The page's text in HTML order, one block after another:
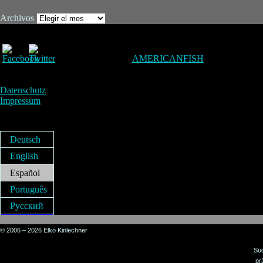
Archivos
AMERICANFISH
Datenschutz
Impressum
Deutsch
English
Español
Português
Русский
© 2006 – 2026 Elko Kinlechner